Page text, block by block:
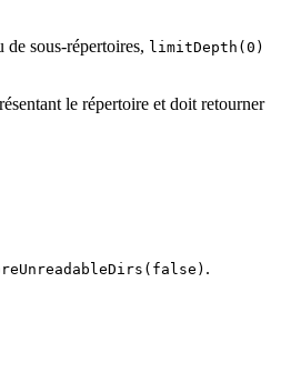
sous-répertoires, limitDepth(0)
le répertoire et doit retourner
.